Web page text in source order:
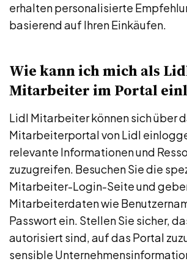
erhalten personalisierte
basierend auf Ihren Einkäufen.
Wie kann ich mich als
Mitarbeiter im Portal
Lidl Mitarbeiter können sich über
Mitarbeiterportal von Lidl
relevante Informationen und
zuzugreifen. Besuchen Sie die
Mitarbeiter-Login-Seite und
Mitarbeiterdaten wie
Passwort ein. Stellen Sie sicher,
autorisiert sind, auf das Portal
sensible